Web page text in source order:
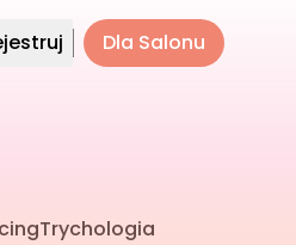
Dla Salonu
Trychologia